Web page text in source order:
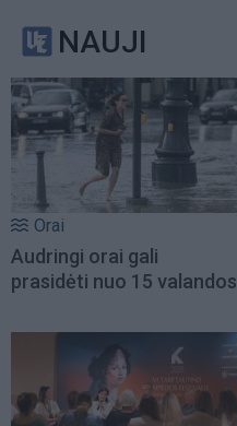
NAUJI
Orai
Audringi orai gali
prasidėti nuo 15 valandos